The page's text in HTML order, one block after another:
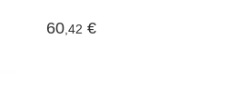
60,42 €